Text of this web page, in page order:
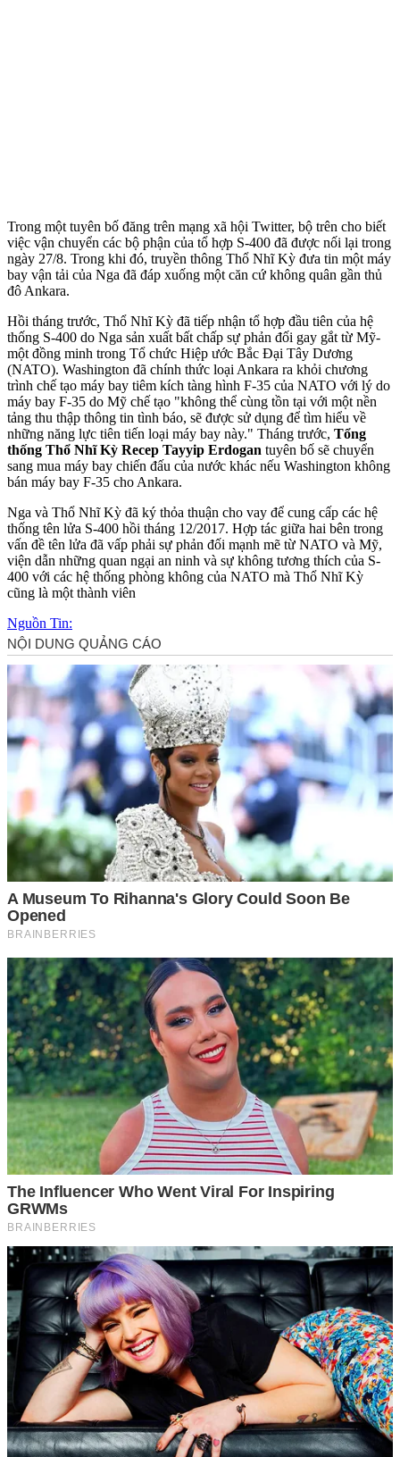
Trong một tuyên bố đăng trên mạng xã hội Twitter, bộ trên cho biết
việc vận chuyển các bộ phận của tổ hợp S-400 đã được nối lại trong
ngày 27/8. Trong khi đó, truyền thông Thổ Nhĩ Kỳ đưa tin một máy
bay vận tải của Nga đã đáp xuống một căn cứ không quân gần thủ
đô Ankara.
Hồi tháng trước, Thổ Nhĩ Kỳ đã tiếp nhận tổ hợp đầu tiên của hệ
thống S-400 do Nga sản xuất bất chấp sự phản đối gay gắt từ Mỹ-
một đồng minh trong Tổ chức Hiệp ước Bắc Đại Tây Dương
(NATO). Washington đã chính thức loại Ankara ra khỏi chương
trình chế tạo máy bay tiêm kích tàng hình F-35 của NATO với lý do
máy bay F-35 do Mỹ chế tạo "không thể cùng tồn tại với một nền
tảng thu thập thông tin tình báo, sẽ được sử dụng để tìm hiểu về
những năng lực tiên tiến loại máy bay này." Tháng trước, Tổng
thống Thổ Nhĩ Kỳ Recep Tayyip Erdogan tuyên bố sẽ chuyển
sang mua máy bay chiến đấu của nước khác nếu Washington không
bán máy bay F-35 cho Ankara.
Nga và Thổ Nhĩ Kỳ đã ký thỏa thuận cho vay để cung cấp các hệ
thống tên lửa S-400 hồi tháng 12/2017. Hợp tác giữa hai bên trong
vấn đề tên lửa đã vấp phải sự phản đối mạnh mẽ từ NATO và Mỹ,
viện dẫn những quan ngại an ninh và sự không tương thích của S-
400 với các hệ thống phòng không của NATO mà Thổ Nhĩ Kỳ
cũng là một thành viên
Nguồn Tin: